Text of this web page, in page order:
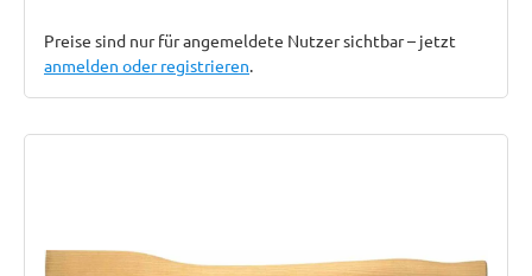
Preise sind nur für angemeldete Nutzer sichtbar – jetzt
anmelden oder registrieren.